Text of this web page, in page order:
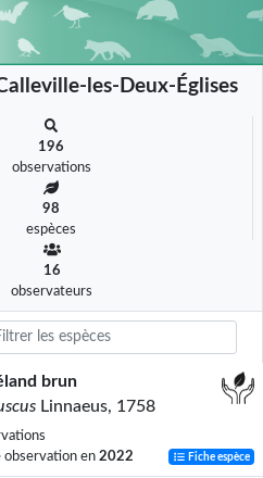
les-Deux-Églises
196
observations
98
espèces
16
observateurs
brun
Linnaeus, 1758
observation en 2022 Fiche espèce